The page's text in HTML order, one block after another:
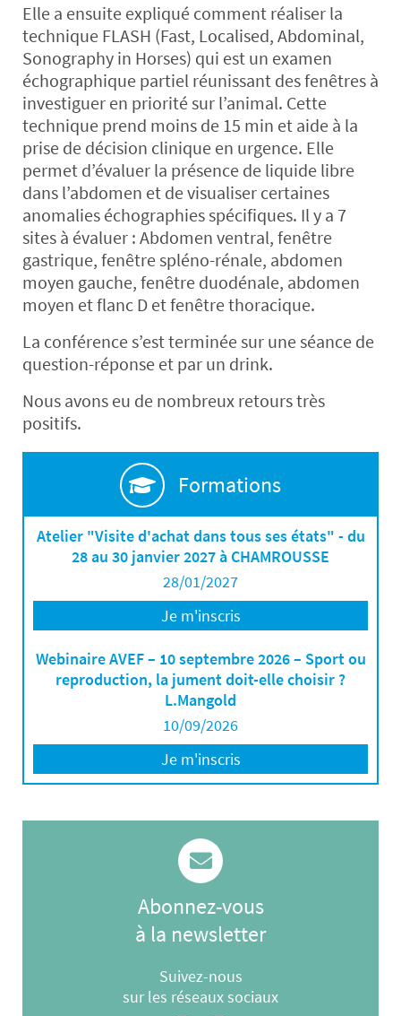
Elle a ensuite expliqué comment réaliser la
technique FLASH (Fast, Localised, Abdominal,
Sonography in Horses) qui est un examen
échographique partiel réunissant des fenêtres à
investiguer en priorité sur l’animal. Cette
technique prend moins de 15 min et aide à la
prise de décision clinique en urgence. Elle
permet d’évaluer la présence de liquide libre
dans l’abdomen et de visualiser certaines
anomalies échographies spécifiques. Il y a 7
sites à évaluer : Abdomen ventral, fenêtre
gastrique, fenêtre spléno-rénale, abdomen
moyen gauche, fenêtre duodénale, abdomen
moyen et flanc D et fenêtre thoracique.
La conférence s’est terminée sur une séance de
question-réponse et par un drink.
Nous avons eu de nombreux retours très
positifs.
Formations
Atelier "Visite d'achat dans tous ses états" - du
28 au 30 janvier 2027 à CHAMROUSSE
28/01/2027
Je m'inscris
Webinaire AVEF – 10 septembre 2026 – Sport ou
reproduction, la jument doit-elle choisir ?
L.Mangold
10/09/2026
Je m'inscris
Abonnez-vous
à la newsletter
Suivez-nous
sur les réseaux sociaux